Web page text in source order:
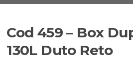
Cod 459 – Box
130L Duto Reto